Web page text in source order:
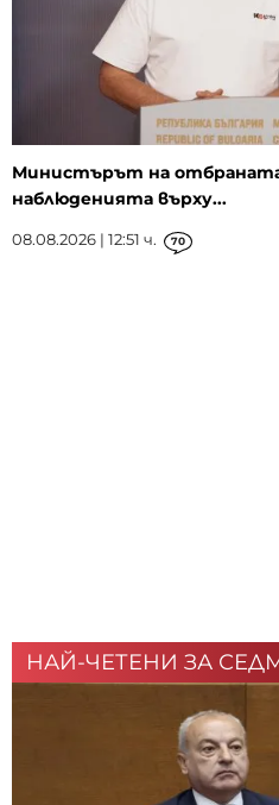
Министърът на
наблюденията върху...
08.08.2026 | 12:51 ч. 70
НАЙ-ЧЕТЕНИ ЗА